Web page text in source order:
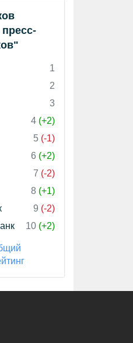
1
2
3
4 (+2)
5 (-1)
6 (+2)
7 (-2)
8 (+1)
9 (-2)
10 (+2)